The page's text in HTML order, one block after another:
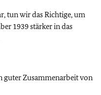
tun wir das Richtige, um
1939 stärker in das
guter Zusammenarbeit von